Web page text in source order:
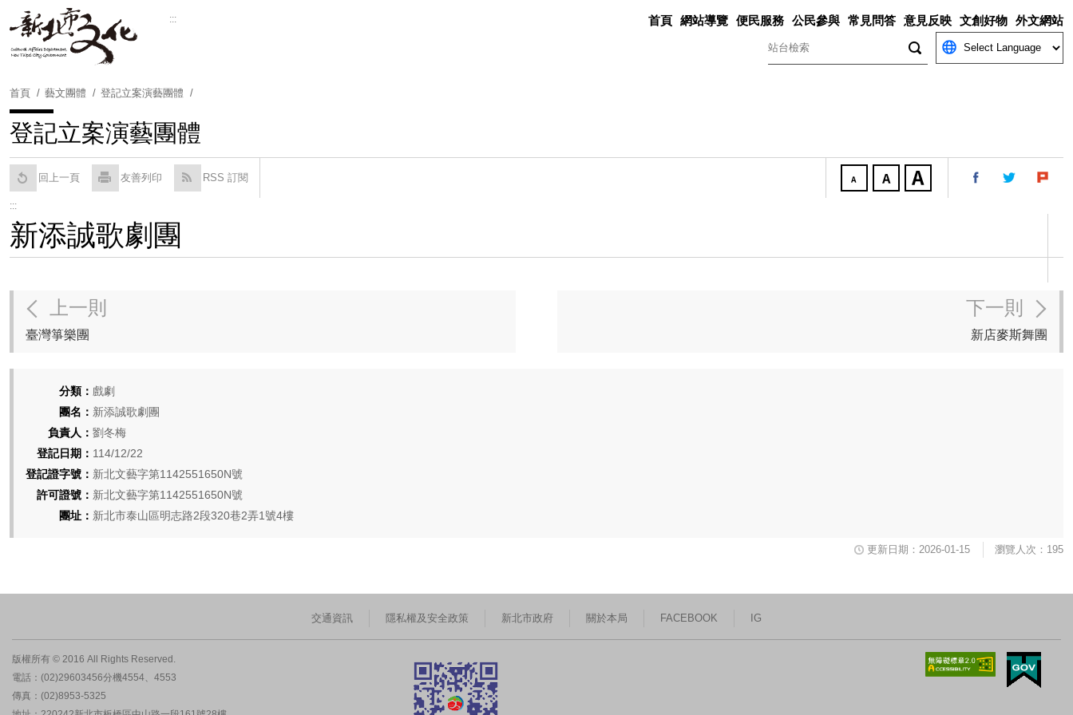
::: 首頁 網站導覽 便民服務 公民參與 常見問答 意見反映 文創好物 外文網站
首頁 藝文團體 登記立案演藝團體
登記立案演藝團體
回上一頁 友善列印 RSS 訂閱
:::
新添誠歌劇團
上一則
臺灣箏樂團
下一則
新店麥斯舞團
分類： 戲劇
團名： 新添誠歌劇團
負責人： 劉冬梅
登記日期： 114/12/22
登記證字號： 新北文藝字第1142551650N號
許可證號： 新北文藝字第1142551650N號
團址： 新北市泰山區明志路2段320巷2弄1號4樓
更新日期：2026-01-15 瀏覽人次：195
交通資訊 隱私權及安全政策 新北市政府 關於本局 FACEBOOK IG
版權所有 © 2016 All Rights Reserved.
電話：(02)29603456分機4554、4553
傳真：(02)8953-5325